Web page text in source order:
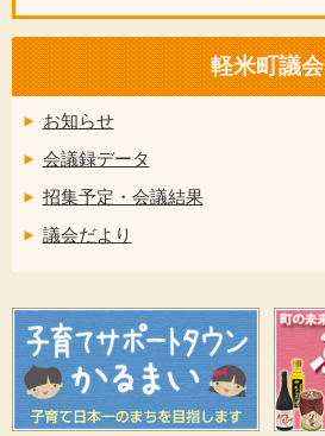
軽米町議会
お知らせ
会議録データ
招集予定・会議結果
議会だより